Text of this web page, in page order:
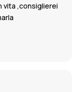
vita ,consiglierei